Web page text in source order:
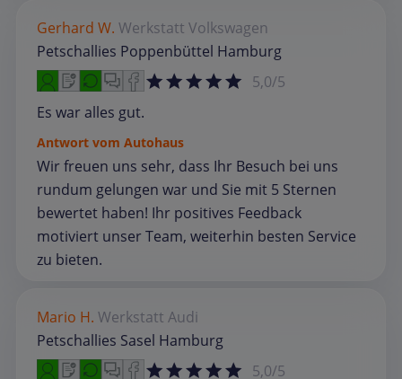
Gerhard W. Werkstatt Volkswagen
Petschallies Poppenbüttel Hamburg
5,0/5
Es war alles gut.
Antwort vom Autohaus
Wir freuen uns sehr, dass Ihr Besuch bei uns
rundum gelungen war und Sie mit 5 Sternen
bewertet haben! Ihr positives Feedback
motiviert unser Team, weiterhin besten Service
zu bieten.
Mario H. Werkstatt Audi
Petschallies Sasel Hamburg
5,0/5